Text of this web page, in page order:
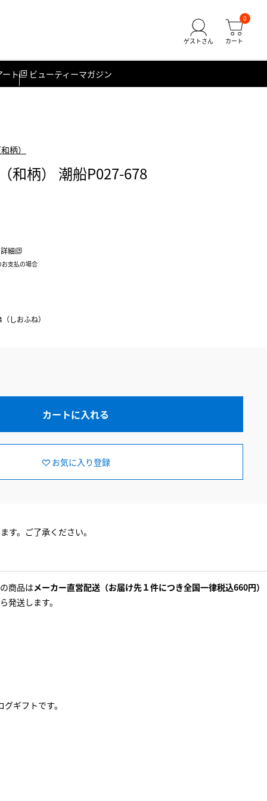
0
ート ビューティーマガジン
柄）
和柄） 潮船P027-678
詳細
支払の場合
しおふね）
カートに入れる
お気に入り登録
す。ご了承ください。
商品はメーカー直営配送（お届け先１件につき全国一律税込660円）
発送します。
ギフトです。